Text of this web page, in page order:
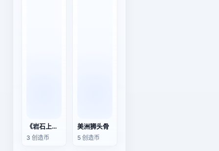
《岩石上的青蛙》雕像
3 创造币
美洲狮头骨
5 创造币